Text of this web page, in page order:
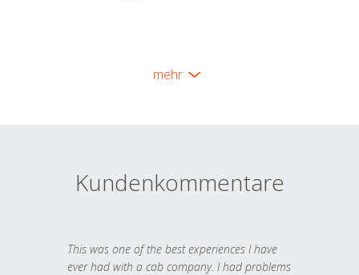
mehr
Kundenkommentare
This was one of the best experiences I have
ever had with a cab company. I had problems